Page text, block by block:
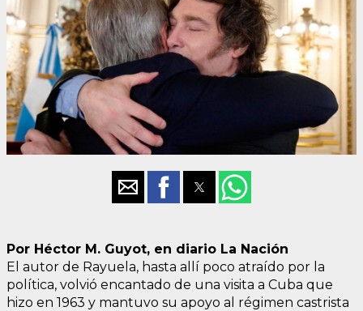
Por Héctor M. Guyot, en diario La Nación
El autor de Rayuela, hasta allí poco atraído por la
política, volvió encantado de una visita a Cuba que
hizo en 1963 y mantuvo su apoyo al régimen castrista